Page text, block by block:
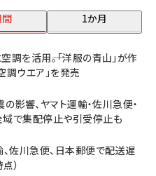
1か月
を活用――。「洋服の青山」が作
調ウエア」を発売
影響、ヤマト運輸・佐川急便・
で集配停止や引受停止も
、佐川急便、日本郵便で配送遅
）